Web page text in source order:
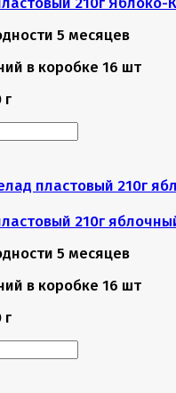
5 месяцев
в коробке 16 шт
г
210г
5 месяцев
в коробке 16 шт
г